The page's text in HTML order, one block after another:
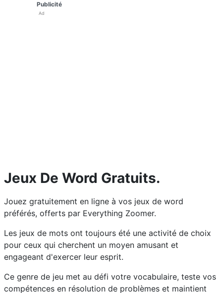
Publicité
Ad
Jeux De Word Gratuits.
Jouez gratuitement en ligne à vos jeux de word
préférés, offerts par Everything Zoomer.
Les jeux de mots ont toujours été une activité de choix
pour ceux qui cherchent un moyen amusant et
engageant d'exercer leur esprit.
Ce genre de jeu met au défi votre vocabulaire, teste vos
compétences en résolution de problèmes et maintient